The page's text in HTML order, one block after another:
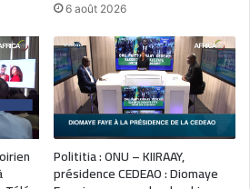
6 août 2026
Polititia : ONU – KIIRAAY,
présidence CEDEAO : Diomaye